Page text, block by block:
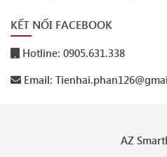
KẾT NỐI FACEBOOK
Hotline: 0905.631.338
Email:
AZ